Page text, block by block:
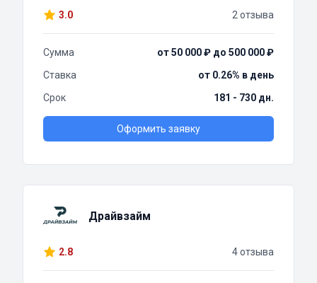
3.0 2 отзыва
Сумма
от 50 000 ₽ до 500 000 ₽
Ставка
от 0.26% в день
Срок
181 - 730 дн.
Оформить заявку
Драйвзайм
2.8 4 отзыва